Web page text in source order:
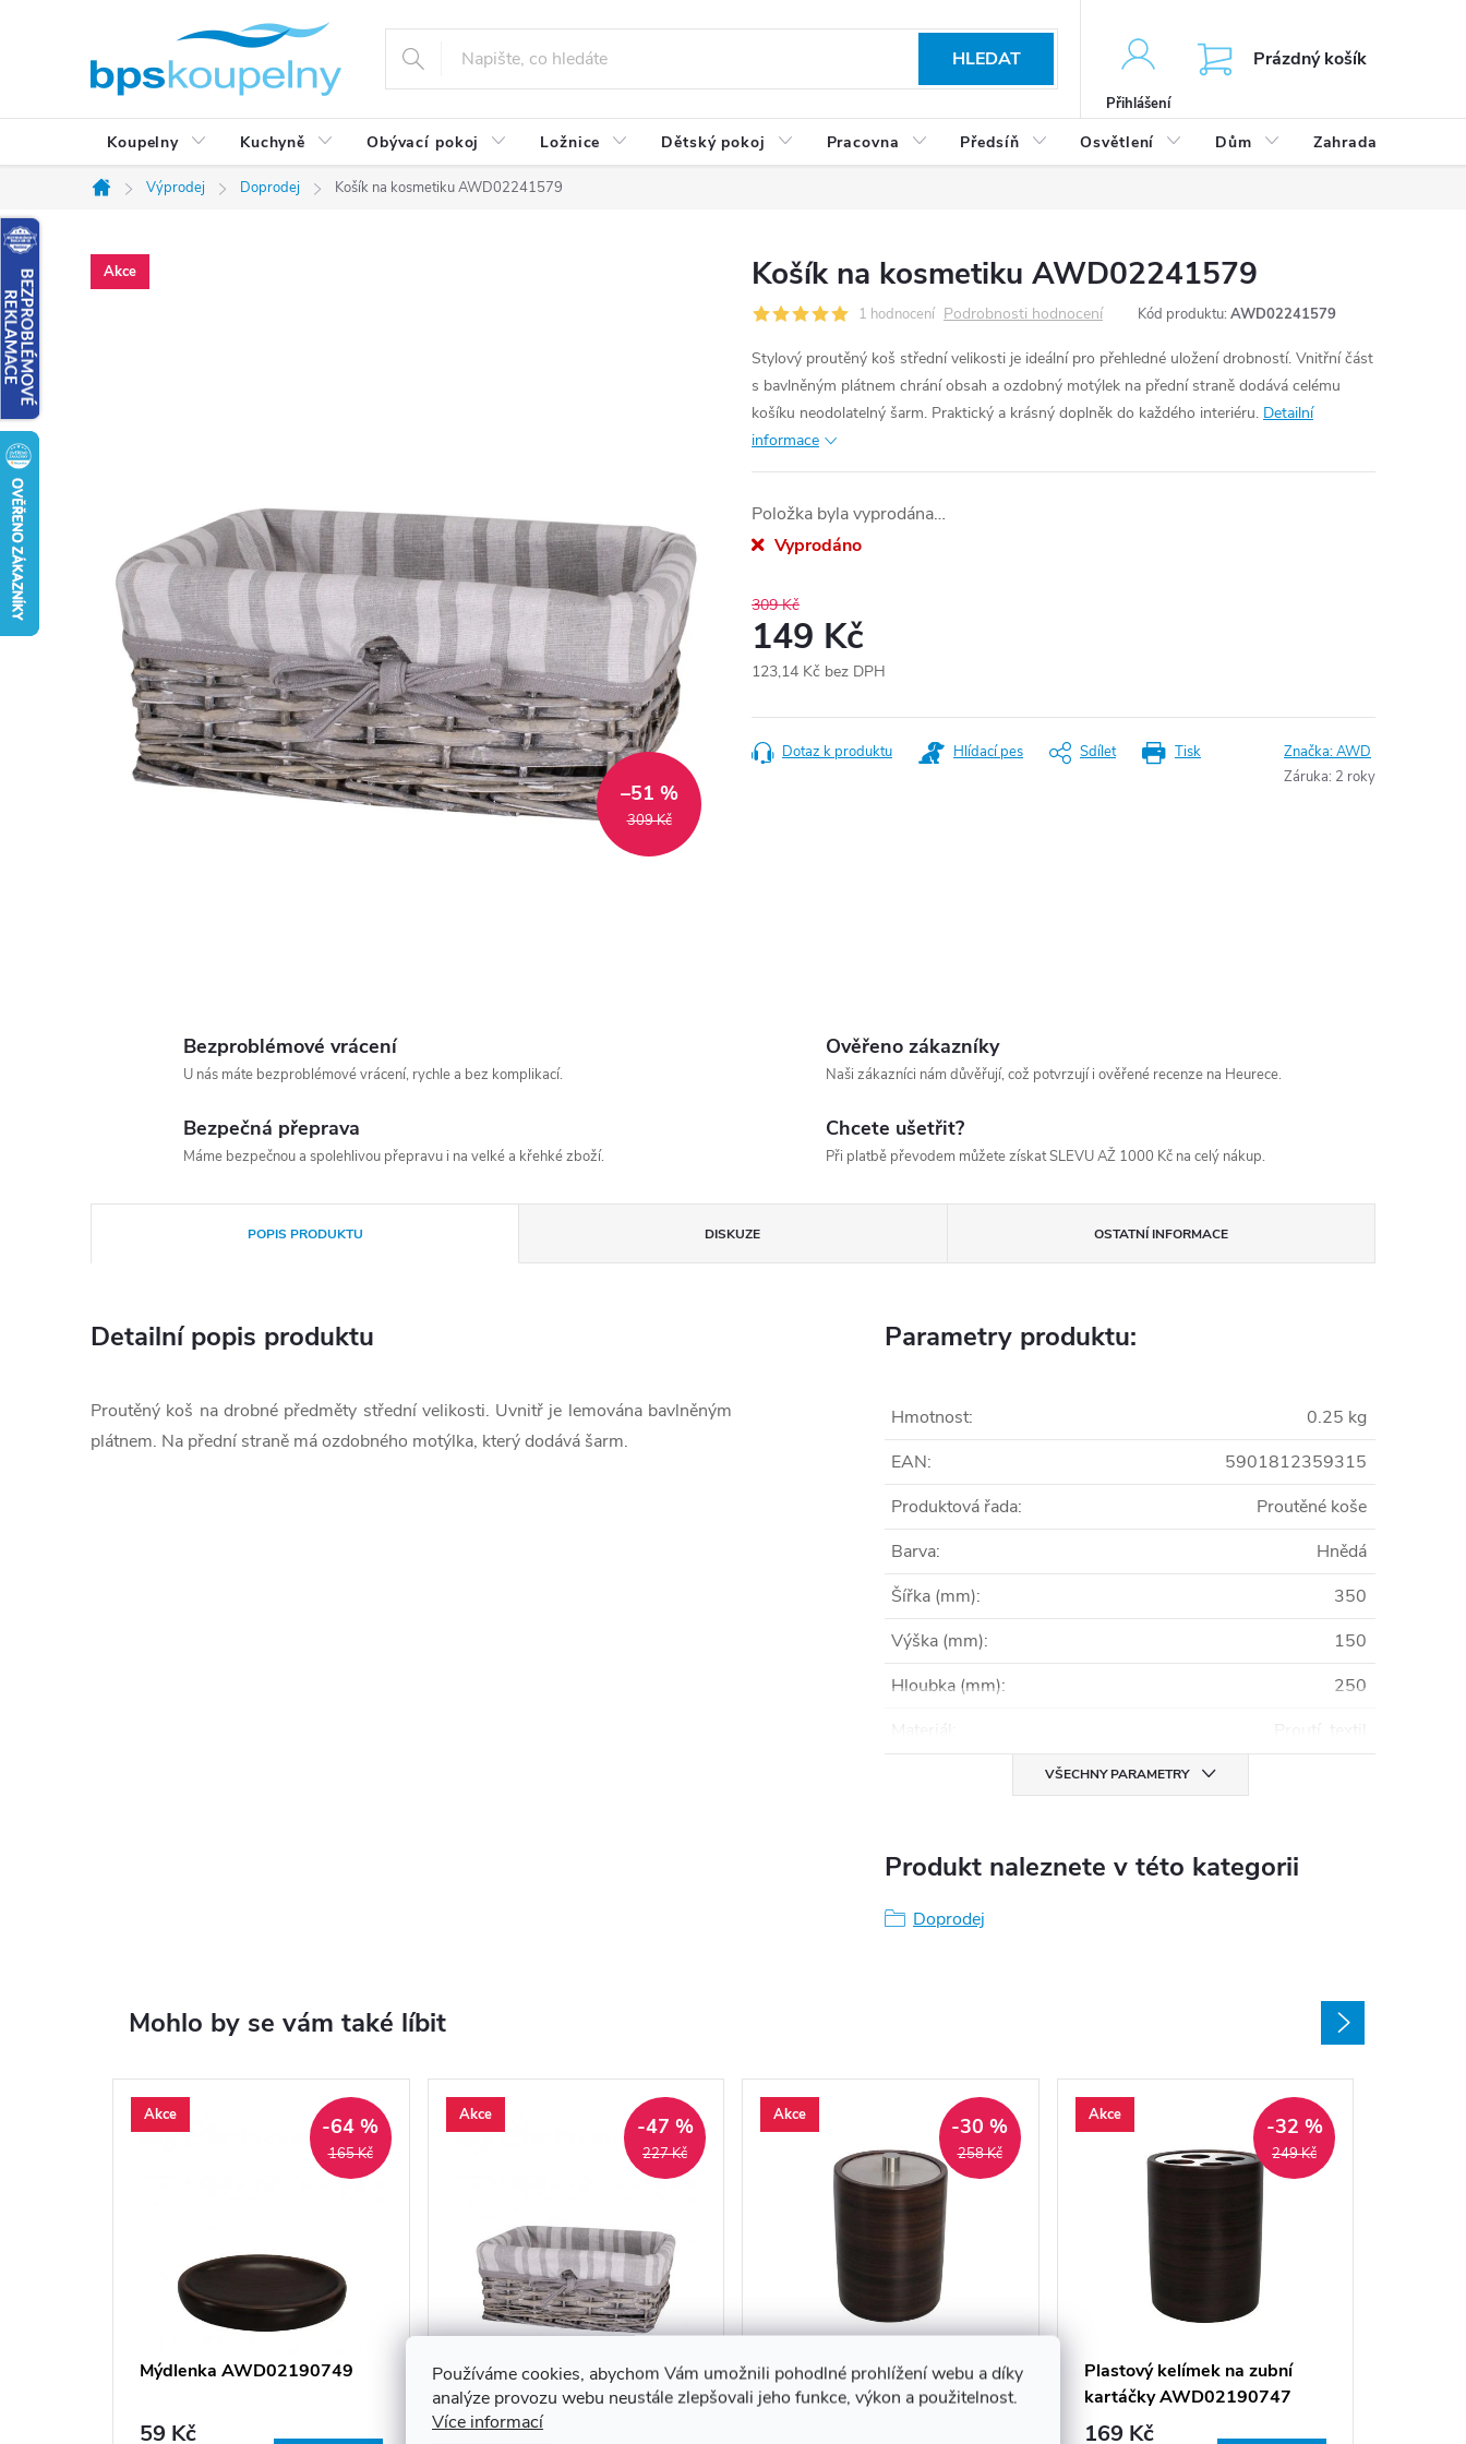
Používáme cookies, abychom Vám umožnili pohodlné prohlížení webu a díky
analýze provozu webu neustále zlepšovali jeho funkce, výkon a použitelnost.
Více informací
HLEDAT
Přihlášení
Prázdný košík
Koupelny Kuchyně Obývací pokoj Ložnice Dětský pokoj Pracovna Předsíň Osvětlení Dům Zahrada
Domů
Výprodej Doprodej Košík na kosmetiku AWD02241579
Akce
309 Kč
–51 %
Košík na kosmetiku AWD02241579
1 hodnocení Podrobnosti hodnocení Kód produktu: AWD02241579
Stylový proutěný koš střední velikosti je ideální pro přehledné uložení drobností. Vnitřní část
s bavlněným plátnem chrání obsah a ozdobný motýlek na přední straně dodává celému
košíku neodolatelný šarm. Praktický a krásný doplněk do každého interiéru. Detailní
informace
Položka byla vyprodána…
Vyprodáno
309 Kč
149 Kč
123,14 Kč bez DPH
cena:
Tisk
Dotaz k produktu Hlídací pes Sdílet Značka:AWD
Záruka: 2 roky
Bezproblémové vrácení
U nás máte bezproblémové vrácení, rychle a bez komplikací.
Ověřeno zákazníky
Naši zákazníci nám důvěřují, což potvrzují i ověřené recenze na Heurece.
Bezpečná přeprava
Máme bezpečnou a spolehlivou přepravu i na velké a křehké zboží.
Chcete ušetřit?
Při platbě převodem můžete získat SLEVU AŽ 1000 Kč na celý nákup.
POPIS PRODUKTU DISKUZE OSTATNÍ INFORMACE
Detailní popis produktu
Proutěný koš na drobné předměty střední velikosti. Uvnitř je lemována bavlněným
plátnem. Na přední straně má ozdobného motýlka, který dodává šarm.
Parametry produktu:
Hmotnost:
0.25 kg
EAN:
5901812359315
Produktová řada:
Proutěné koše
Barva:
Hnědá
Šířka (mm):
350
Výška (mm):
150
Hloubka (mm):
250
Proutí, textil
VŠECHNY PARAMETRY
Produkt naleznete v této kategorii
Doprodej
Mohlo by se vám také líbit
165 Kč
-64 %
Akce
Mýdlenka AWD02190749
59 Kč
227 Kč
-47 %
Akce
Košík na kosmetiku
AWD02241580
120 Kč
258 Kč
-30 %
Akce
Plastová kosmetická dóza
AWD02190750
249 Kč
-32 %
Akce
Plastový kelímek na zubní
kartáčky AWD02190747
169 Kč